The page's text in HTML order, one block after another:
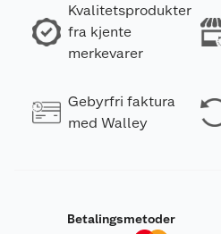
Kvalitetsprodukter
fra kjente
merkevarer
Gebyrfri faktura
med Walley
Betalingsmetoder